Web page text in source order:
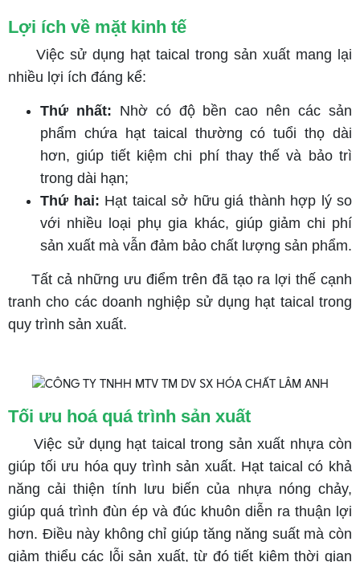
Lợi ích về mặt kinh tế
Việc sử dụng hạt taical trong sản xuất mang lại
nhiều lợi ích đáng kể:
Thứ nhất: Nhờ có độ bền cao nên các sản
phẩm chứa hạt taical thường có tuổi thọ dài
hơn, giúp tiết kiệm chi phí thay thế và bảo trì
trong dài hạn;
Thứ hai: Hạt taical sở hữu giá thành hợp lý so
với nhiều loại phụ gia khác, giúp giảm chi phí
sản xuất mà vẫn đảm bảo chất lượng sản phẩm.
Tất cả những ưu điểm trên đã tạo ra lợi thế cạnh
tranh cho các doanh nghiệp sử dụng hạt taical trong
quy trình sản xuất.
Tối ưu hoá quá trình sản xuất
Việc sử dụng hạt taical trong sản xuất nhựa còn
giúp tối ưu hóa quy trình sản xuất. Hạt taical có khả
năng cải thiện tính lưu biến của nhựa nóng chảy,
giúp quá trình đùn ép và đúc khuôn diễn ra thuận lợi
hơn. Điều này không chỉ giúp tăng năng suất mà còn
giảm thiểu các lỗi sản xuất, từ đó tiết kiệm thời gian